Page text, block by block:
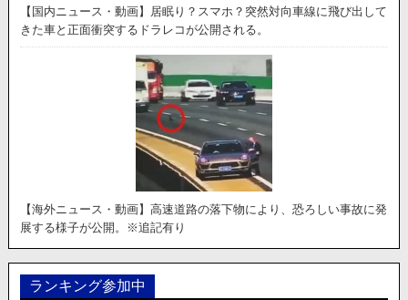
【国内ニュース・動画】居眠り？スマホ？突然対向車線に飛び出して
きた車と正面衝突するドラレコが公開される。
【海外ニュース・動画】高速道路の落下物により、恐ろしい事故に発
展する様子が公開。※追記有り
ランキング参加中